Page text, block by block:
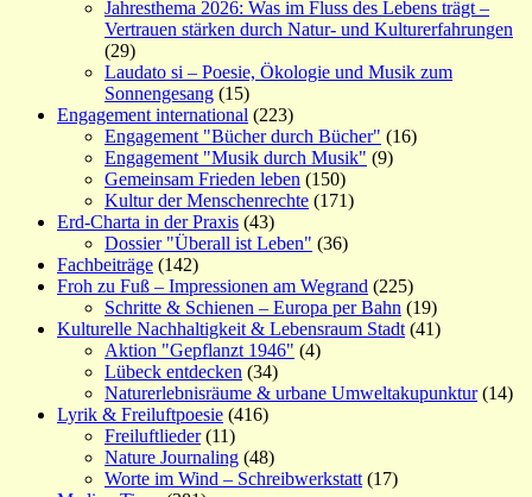
Jahresthema 2026: Was im Fluss des Lebens trägt –
Vertrauen stärken durch Natur- und Kulturerfahrungen
(29)
Laudato si – Poesie, Ökologie und Musik zum
Sonnengesang (15)
Engagement international (223)
Engagement "Bücher durch Bücher" (16)
Engagement "Musik durch Musik" (9)
Gemeinsam Frieden leben (150)
Kultur der Menschenrechte (171)
Erd-Charta in der Praxis (43)
Dossier "Überall ist Leben" (36)
Fachbeiträge (142)
Froh zu Fuß – Impressionen am Wegrand (225)
Schritte & Schienen – Europa per Bahn (19)
Kulturelle Nachhaltigkeit & Lebensraum Stadt (41)
Aktion "Gepflanzt 1946" (4)
Lübeck entdecken (34)
Naturerlebnisräume & urbane Umweltakupunktur(14)
Lyrik & Freiluftpoesie (416)
Freiluftlieder(11)
Nature Journaling (48)
Worte im Wind – Schreibwerkstatt (17)